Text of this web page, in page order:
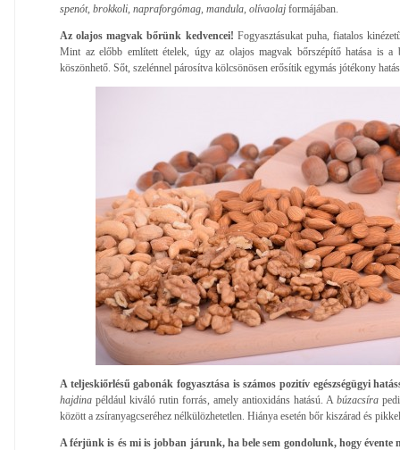
spenót, brokkoli, napraforgómag, mandula, olívaolaj formájában.
Az olajos magvak bőrünk kedvencei! Fogyasztásukat puha, fiatalos
Mint az előbb említett ételek, úgy az olajos magvak bőrszépítő hatása is a
köszönhető. Sőt, szelénnel párosítva kölcsönösen erősítik egymás jótékony
A teljeskiőrlésű gabonák fogyasztása is számos pozitív egészségügyi
hajdina például kiváló rutin forrás, amely antioxidáns hatású. A búzacsíra
között a zsíranyagcseréhez nélkülözhetetlen. Hiánya esetén bőr kiszárad és
A férjünk is és mi is jobban járunk, ha bele sem gondolunk, hogy